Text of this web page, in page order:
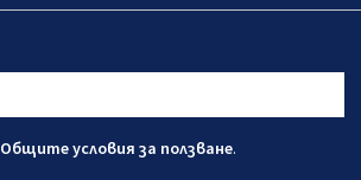
Общите условия за ползване.